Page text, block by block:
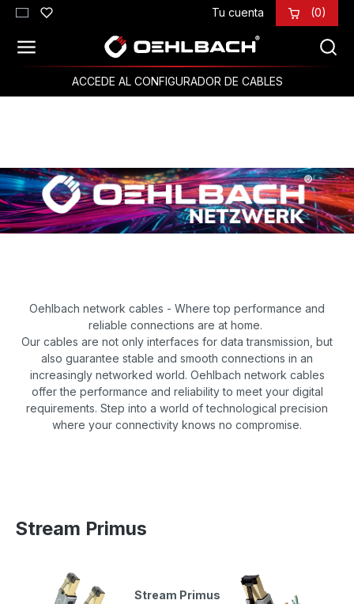
Saltar al contenido principal Tu cuenta (0)
ACCEDE AL CONFIGURADOR DE CABLES
Oehlbach network cables - Where top performance and
reliable connections are at home.
Our cables are not only interfaces for data transmission, but
also guarantee stable and smooth connections in an
increasingly networked world. Oehlbach network cables
offer the performance and reliability to meet your digital
requirements. Step into a world of technological precision
where your connectivity knows no compromise.
Stream Primus
Stream Primus